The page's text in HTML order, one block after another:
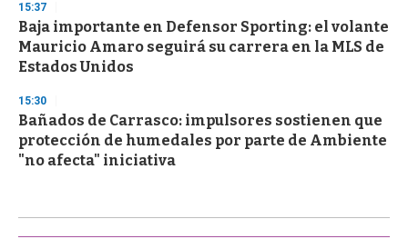
15:37
Baja importante en Defensor Sporting: el volante
Mauricio Amaro seguirá su carrera en la MLS de
Estados Unidos
15:30
Bañados de Carrasco: impulsores sostienen que
protección de humedales por parte de Ambiente
"no afecta" iniciativa